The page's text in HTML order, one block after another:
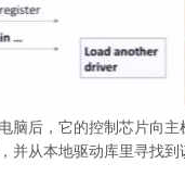
脑后，它的控制芯片向
并从本地驱动库里寻找